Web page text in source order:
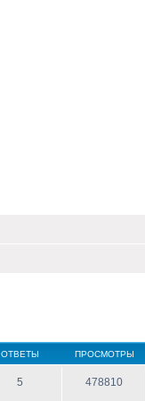
ОТВЕТЫ ПРОСМОТРЫ
5 478810